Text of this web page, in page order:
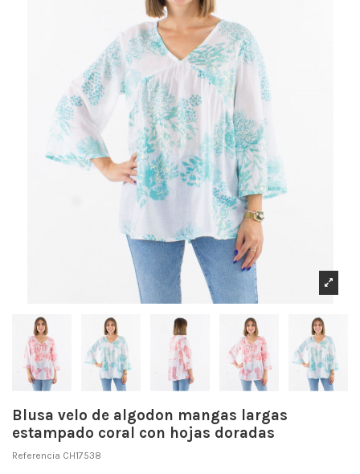
Blusa velo de algodon mangas largas
estampado coral con hojas doradas
Referencia CH17538